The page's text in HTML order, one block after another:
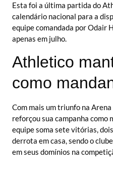
Esta foi a última partida do
calendário nacional para a
equipe comandada por Odair
apenas em julho.
Athletico
como
Com mais um triunfo na
reforçou sua campanha como
equipe soma sete vitórias,
derrota em casa, sendo o
em seus domínios na